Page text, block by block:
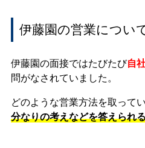
伊藤園の営業につい
伊藤園の面接ではたびたび自
問がなされていました。
どのような営業方法を取ってい
分なりの考えなどを答えられ